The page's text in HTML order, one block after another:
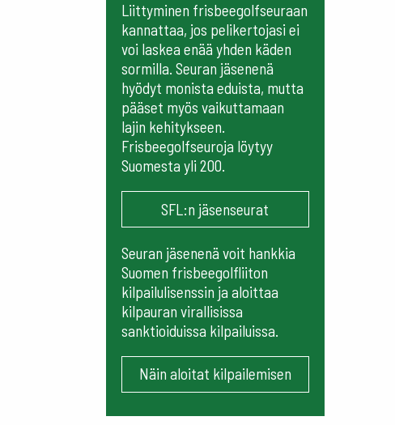
Liittyminen frisbeegolfseuraan
kannattaa, jos pelikertojasi ei
voi laskea enää yhden käden
sormilla. Seuran jäsenenä
hyödyt monista eduista, mutta
pääset myös vaikuttamaan
lajin kehitykseen.
Frisbeegolfseuroja löytyy
Suomesta yli 200.
SFL:n jäsenseurat
Seuran jäsenenä voit hankkia
Suomen frisbeegolfliiton
kilpailulisenssin ja aloittaa
kilpauran virallisissa
sanktioiduissa kilpailuissa.
Näin aloitat kilpailemisen